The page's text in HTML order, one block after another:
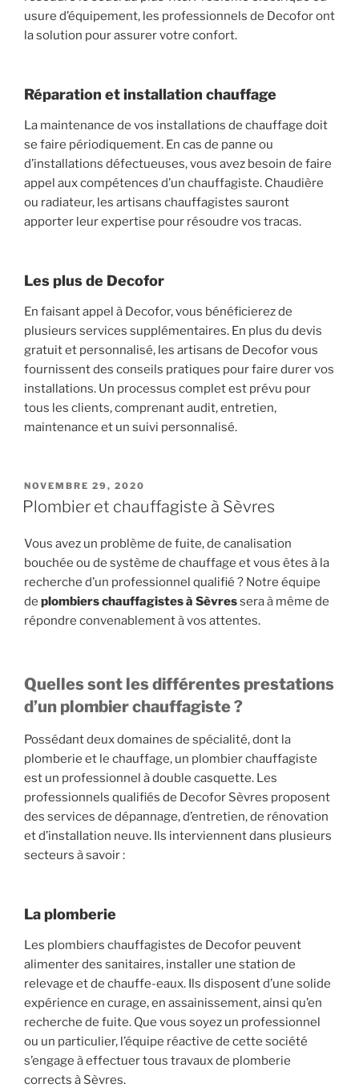
usure d’équipement, les professionnels de Decofor ont
la solution pour assurer votre confort.
Réparation et installation chauffage
La maintenance de vos installations de chauffage doit
se faire périodiquement. En cas de panne ou
d’installations défectueuses, vous avez besoin de faire
appel aux compétences d’un chauffagiste. Chaudière
ou radiateur, les artisans chauffagistes sauront
apporter leur expertise pour résoudre vos tracas.
Les plus de Decofor
En faisant appel à Decofor, vous bénéficierez de
plusieurs services supplémentaires. En plus du devis
gratuit et personnalisé, les artisans de Decofor vous
fournissent des conseils pratiques pour faire durer vos
installations. Un processus complet est prévu pour
tous les clients, comprenant audit, entretien,
maintenance et un suivi personnalisé.
PUBLIÉ
LE
NOVEMBRE 29, 2020
Plombier et chauffagiste à Sèvres
Vous avez un problème de fuite, de canalisation
bouchée ou de système de chauffage et vous êtes à la
recherche d’un professionnel qualifié ? Notre équipe
de plombiers chauffagistes à Sèvressera à même de
répondre convenablement à vos attentes.
Quelles sont les différentes prestations
d’un plombier chauffagiste ?
Possédant deux domaines de spécialité, dont la
plomberie et le chauffage, un plombier chauffagiste
est un professionnel à double casquette. Les
professionnels qualifiés de Decofor Sèvres proposent
des services de dépannage, d’entretien, de rénovation
et d’installation neuve. Ils interviennent dans plusieurs
secteurs à savoir :
La plomberie
Les plombiers chauffagistes de Decofor peuvent
alimenter des sanitaires, installer une station de
relevage et de chauffe-eaux. Ils disposent d’une solide
expérience en curage, en assainissement, ainsi qu’en
recherche de fuite. Que vous soyez un professionnel
ou un particulier, l’équipe réactive de cette société
s’engage à effectuer tous travaux de plomberie
corrects à Sèvres.